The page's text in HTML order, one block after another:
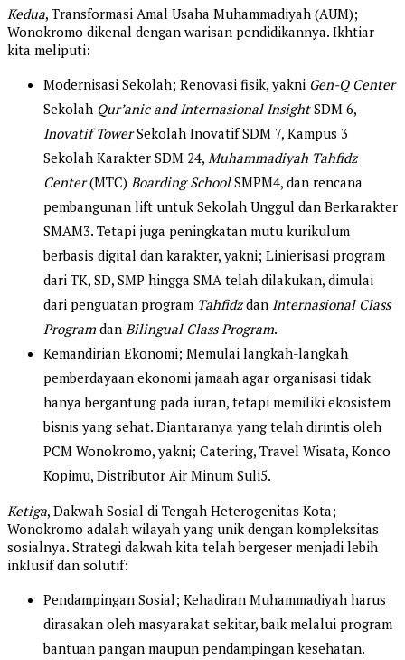
Kedua, Transformasi Amal Usaha Muhammadiyah (AUM);
Wonokromo dikenal dengan warisan pendidikannya. Ikhtiar
kita meliputi:
Modernisasi Sekolah; Renovasi fisik, yakni Gen-Q Center
Sekolah Qur’anic and Internasional InsightSDM 6,
Inovatif TowerSekolah Inovatif SDM 7, Kampus 3
Sekolah Karakter SDM 24, Muhammadiyah Tahfidz
Center(MTC) Boarding SchoolSMPM4, dan rencana
pembangunan lift untuk Sekolah Unggul dan Berkarakter
SMAM3. Tetapi juga peningkatan mutu kurikulum
berbasis digital dan karakter, yakni; Linierisasi program
dari TK, SD, SMP hingga SMA telah dilakukan, dimulai
dari penguatan program Tahfidzdan Internasional Class
Program dan Bilingual Class Program.
Kemandirian Ekonomi; Memulai langkah-langkah
pemberdayaan ekonomi jamaah agar organisasi tidak
hanya bergantung pada iuran, tetapi memiliki ekosistem
bisnis yang sehat. Diantaranya yang telah dirintis oleh
PCM Wonokromo, yakni; Catering, Travel Wisata, Konco
Kopimu, Distributor Air Minum Suli5.
Ketiga, Dakwah Sosial di Tengah Heterogenitas Kota;
Wonokromo adalah wilayah yang unik dengan kompleksitas
sosialnya. Strategi dakwah kita telah bergeser menjadi lebih
inklusif dan solutif:
Pendampingan Sosial; Kehadiran Muhammadiyah harus
dirasakan oleh masyarakat sekitar, baik melalui program
bantuan pangan maupun pendampingan kesehatan.